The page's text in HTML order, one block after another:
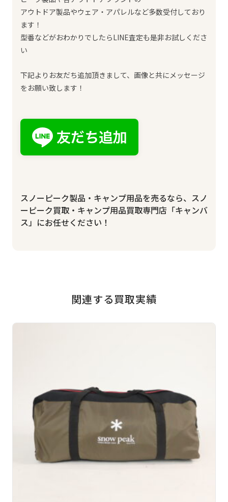
アウトドア製品やウェア・アパレルなど多数受付しており
ます！
型番などがおわかりでしたらLINE査定も是非お試しくださ
い
下記よりお友だち追加頂きまして、画像と共にメッセージ
をお願い致します！
スノーピーク製品・キャンプ用品を売るなら、スノ
ーピーク買取・キャンプ用品買取専門店「キャンバ
ス」にお任せください！
関連する買取実績